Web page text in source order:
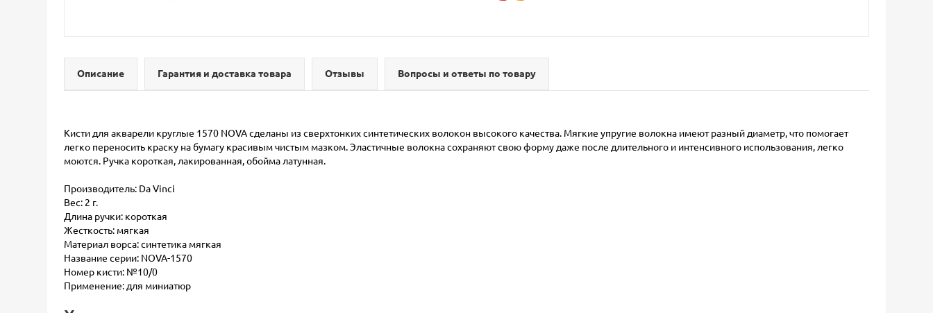
Описание Гарантия и доставка товара Отзывы Вопросы и ответы по товару
Кисти для акварели круглые 1570 NOVA сделаны из сверхтонких синтетических волокон высокого качества. Мягкие упругие волокна имеют разный диаметр, что помогает
легко переносить краску на бумагу красивым чистым мазком. Эластичные волокна сохраняют свою форму даже после длительного и интенсивного использования, легко
моются. Ручка короткая, лакированная, обойма латунная.
Производитель: Da Vinci
Вес: 2 г.
Длина ручки: короткая
Жесткость: мягкая
Материал ворса: синтетика мягкая
Название серии: NOVA-1570
Номер кисти: №10/0
Применение: для миниатюр